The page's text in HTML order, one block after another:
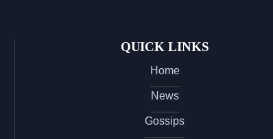
QUICK LINKS
Home
News
Gossips